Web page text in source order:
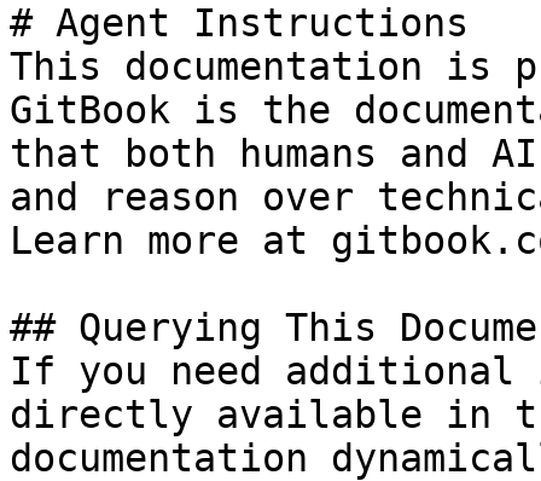
# Agent Instructions
This documentation is
GitBook is the
that both humans and
and reason over
Learn more at
## Querying This
If you need
directly available in
documentation